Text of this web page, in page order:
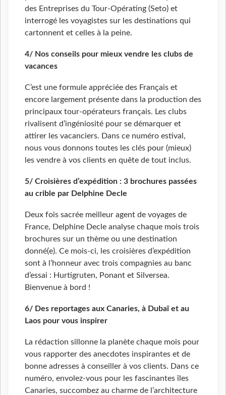
des Entreprises du Tour-Opérating (Seto) et
interrogé les voyagistes sur les destinations qui
cartonnent et celles à la peine.
4/ Nos conseils pour mieux vendre les clubs de
vacances
C’est une formule appréciée des Français et
encore largement présente dans la production des
principaux tour-opérateurs français. Les clubs
rivalisent d’ingéniosité pour se démarquer et
attirer les vacanciers. Dans ce numéro estival,
nous vous donnons toutes les clés pour (mieux)
les vendre à vos clients en quête de tout inclus.
5/ Croisières d’expédition : 3 brochures passées
au crible par Delphine Decle
Deux fois sacrée meilleur agent de voyages de
France, Delphine Decle analyse chaque mois trois
brochures sur un thème ou une destination
donné(e). Ce mois-ci, les croisières d’expédition
sont à l’honneur avec trois compagnies au banc
d’essai : Hurtigruten, Ponant et Silversea.
Bienvenue à bord !
6/ Des reportages aux Canaries, à Dubaï et au
Laos pour vous inspirer
La rédaction sillonne la planète chaque mois pour
vous rapporter des anecdotes inspirantes et de
bonne adresses à conseiller à vos clients. Dans ce
numéro, envolez-vous pour les fascinantes îles
Canaries, succombez au charme de l’architecture